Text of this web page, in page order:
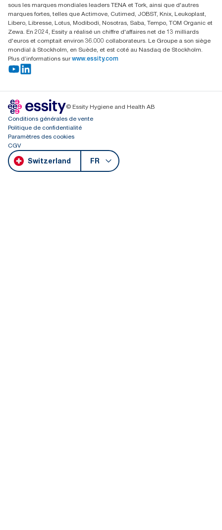
sous les marques mondiales leaders TENA et Tork, ainsi que d'autres
marques fortes, telles que Actimove, Cutimed, JOBST, Knix, Leukoplast,
Libero, Libresse, Lotus, Modibodi, Nosotras, Saba, Tempo, TOM Organic et
Zewa. En 2024, Essity a réalisé un chiffre d'affaires net de 13 milliards
d'euros et comptait environ 36.000 collaborateurs. Le Groupe a son siège
mondial à Stockholm, en Suède, et est coté au Nasdaq de Stockholm.
Plus d’informations sur www.essity.com
© Essity Hygiene and Health AB
Conditions générales de vente
Politique de confidentialité
Paramètres des cookies
CGV
Switzerland FR